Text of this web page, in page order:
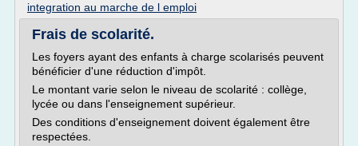
integration au marche de l emploi
Frais de scolarité.
Les foyers ayant des enfants à charge scolarisés peuvent
bénéficier d'une réduction d'impôt.
Le montant varie selon le niveau de scolarité : collège,
lycée ou dans l'enseignement supérieur.
Des conditions d'enseignement doivent également être
respectées.